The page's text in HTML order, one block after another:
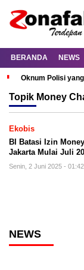
BERANDA NEWS
Oknum Polisi
Topik Money
Ekobis
BI Batasi Izin
Jakarta Mulai Juli
Senin, 2 Juni 2025 -
NEWS